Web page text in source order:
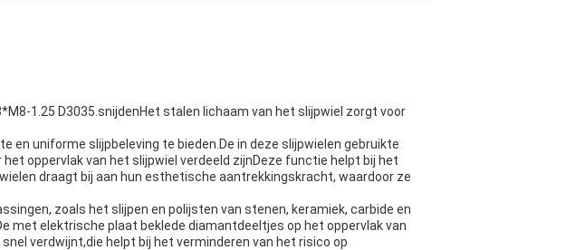
1.25 D3035.snijdenHet stalen lichaam van het slijpwiel zorgt voor
uniforme slijpbeleving te bieden.De in deze slijpwielen gebruikte
oppervlak van het slijpwiel verdeeld zijnDeze functie helpt bij het
draagt bij aan hun esthetische aantrekkingskracht, waardoor ze
zoals het slijpen en polijsten van stenen, keramiek, carbide en
met elektrische plaat beklede diamantdeeltjes op het oppervlak van
verdwijnt,die helpt bij het verminderen van het risico op